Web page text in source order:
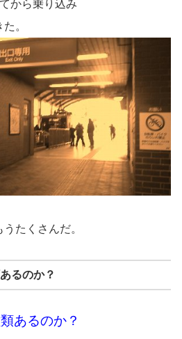
から乗り込み
。
たくさんだ。
るのか？
あるのか？